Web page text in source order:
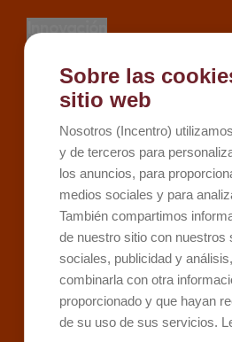
Innovación
Recursos
Kit Digital
Kit Consulting
Sobre Incentro
Conócenos
Careers
Contacto
Sobre las
sitio web
Nosotros (Incentro)
y de terceros para
los anuncios, para
medios sociales y para
También compartimos
de nuestro sitio con nuestros
sociales, publicidad y
combinarla con otra
proporcionado y que hayan
de su uso de sus servicios.